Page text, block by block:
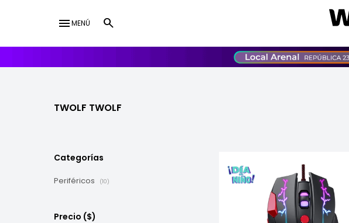
menuMENÚ
TWOLF TWOLF
Categorías
Periféricos (10)
Precio ($)